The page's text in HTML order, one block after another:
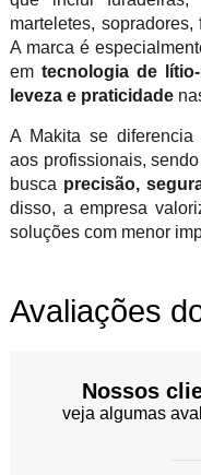
marteletes,
A marca é
em tecnologia de
leveza e praticidade
A Makita se
aos profissionais,
busca precisão,
disso, a empresa
soluções com menor
Avaliações
Nossos
veja algumas